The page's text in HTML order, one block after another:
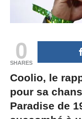
0
SHARES
Coolio, le
pour sa
Paradise de